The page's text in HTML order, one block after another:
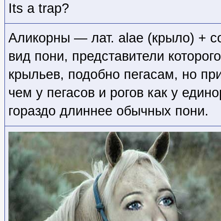
Its a trap?
Аликорны — лат. alae (крыло) +
вид пони, представители
крыльев, подобно пегасам, но
чем у пегасов и рогов как у
гораздо длиннее обычных пони.